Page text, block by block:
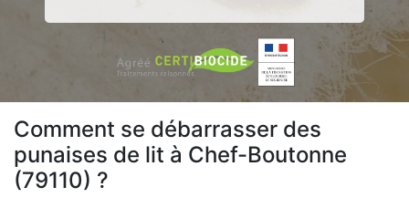
Comment se débarrasser des
punaises de lit à Chef-Boutonne
(79110) ?